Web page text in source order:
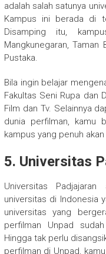
adalah salah satunya
Kampus ini berada di
Disamping itu,
Mangkunegaran, Taman
Pustaka.
Bila ingin belajar
Fakultas Seni Rupa dan
Film dan Tv. Selainnya
dunia perfilman, kamu
kampus yang penuh
5. Universitas
Universitas
universitas di Indonesia
universitas yang
perfilman Unpad
Hingga tak perlu
perfilman di Unpad,